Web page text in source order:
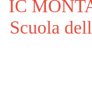
IC
Scuola